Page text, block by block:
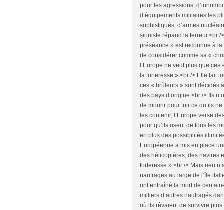
pour les agressions,
d’équipements militaires les
sophistiqués, d’armes
sioniste répand la terreur.<br
préséance » est reconnue à
de considérer comme sa «
l’Europe ne veut plus que
la forteresse ».<br /> Elle fait
ces « brûleurs » sont décidés
des pays d’origine.<br /> Ils
de mourir pour fuir ce qu’ils
les contenir, l’Europe verse
pour qu’ils usent de tous les
en plus des possibilités
Européenne a mis en place
des hélicoptères, des navires
forteresse ».<br /> Mais rien
naufrages au large de l’île
ont entraîné la mort de
milliers d’autres naufragés
où ils rêvaient de survivre